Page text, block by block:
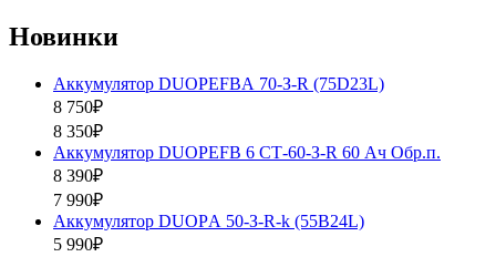
Новинки
Аккумулятор DUOPEFBА 70-З-R (75D23L)
8 750₽
8 350₽
Аккумулятор DUOPEFB 6 СТ-60-З-R 60 Ач Обр.п.
8 390₽
7 990₽
Аккумулятор DUOPА 50-З-R-k (55B24L)
5 990₽